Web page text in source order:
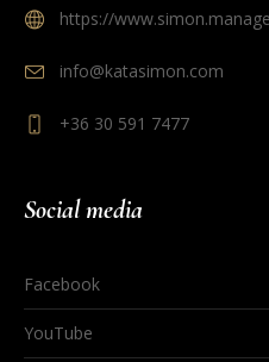
https://
info@katasimon.com
+36 30 591 7477
Social media
Facebook
YouTube